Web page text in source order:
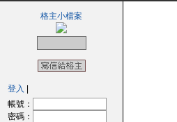
格主小檔案
登入
帳號：
密碼：